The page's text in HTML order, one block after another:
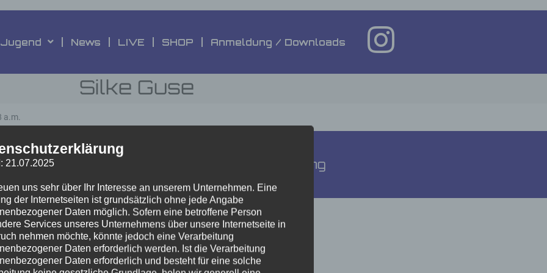
Jugend News LIVE SHOP Anmeldung / Downloads
Silke Guse
a.m.
Datenschutzerklärung
& Umsetzung byAhrens & Ahrens
21.07.2025
uns sehr über Ihr Interesse an unserem Unternehmen. Eine
der Internetseiten ist grundsätzlich ohne jede Angabe
Daten möglich. Sofern eine betroffene Person
Services unseres Unternehmens über unsere Internetseite in
nehmen möchte, könnte jedoch eine Verarbeitung
Daten erforderlich werden. Ist die Verarbeitung
Daten erforderlich und besteht für eine solche